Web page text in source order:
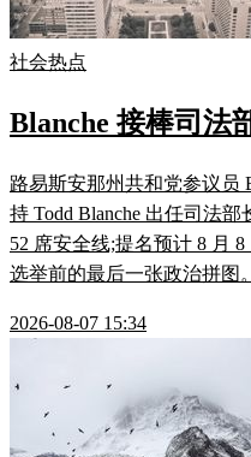
社会热点
Blanche 接棒司法
路易斯安那州共和党参议员
持 Todd Blanche 出任司法
52 席安全线;提名预计 8 月
选举前的最后一张政治拼图。
2026-08-07 15:34